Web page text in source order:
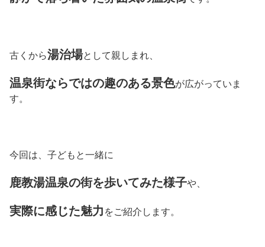
古くから湯治場として親しまれ、
温泉街ならではの趣のある景色が広がっていま
す。
今回は、子どもと一緒に
鹿教湯温泉の街を歩いてみた様子や、
実際に感じた魅力 をご紹介します。